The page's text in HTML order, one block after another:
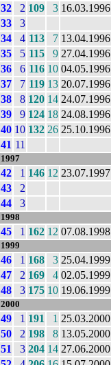
32
2 109 3 16.03.1996
33
3
34
4 113 7 13.04.1996
35
5 115 9 27.04.1996
36
6 116 10 04.05.1996
37
7 119 13 20.07.1996
38
8 120 14 24.07.1996
39
9 124 18 24.08.1996
40 10 132 26 25.10.1996
41 11
1997
42 1 146 12 23.07.1997
43
2
44
3
1998
45 1 162 12 07.08.1998
1999
46 1 168 3 25.04.1999
47
2 169 4 02.05.1999
48
3 175 10 19.06.1999
2000
49 1 191 1 25.03.2000
50
2 198 8 13.05.2000
51
3 204 14 27.06.2000